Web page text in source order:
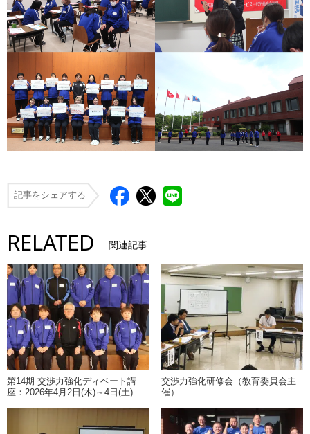
記事をシェアする
RELATED 関連記事
第14期 交渉力強化ディベート講
座：2026年4月2日(木)～4日(土)
交渉力強化研修会（教育委員会主
催）